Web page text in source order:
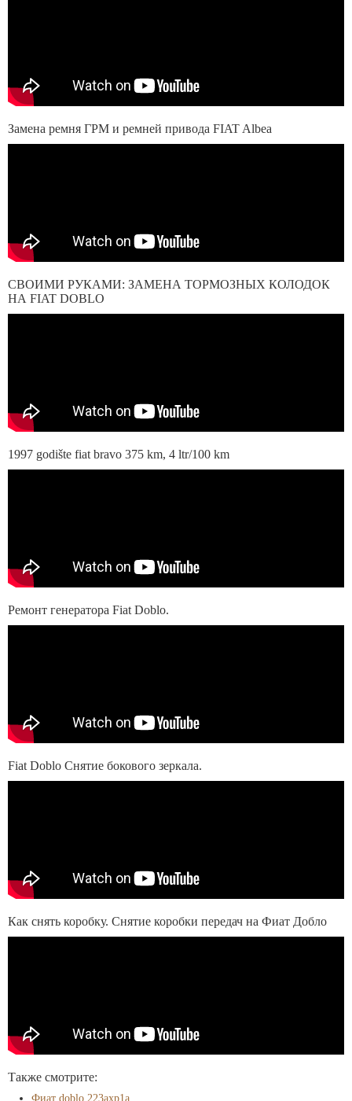
Замена ремня ГРМ и ремней привода FIAT Albea
СВОИМИ РУКАМИ: ЗАМЕНА ТОРМОЗНЫХ КОЛОДОК
НА FIAT DOBLO
1997 godište fiat bravo 375 km, 4 ltr/100 km
Ремонт генератора Fiat Doblo.
Fiat Doblo Снятие бокового зеркала.
Как снять коробку. Снятие коробки передач на Фиат Добло
Также смотрите:
Фиат doblo 223axp1a